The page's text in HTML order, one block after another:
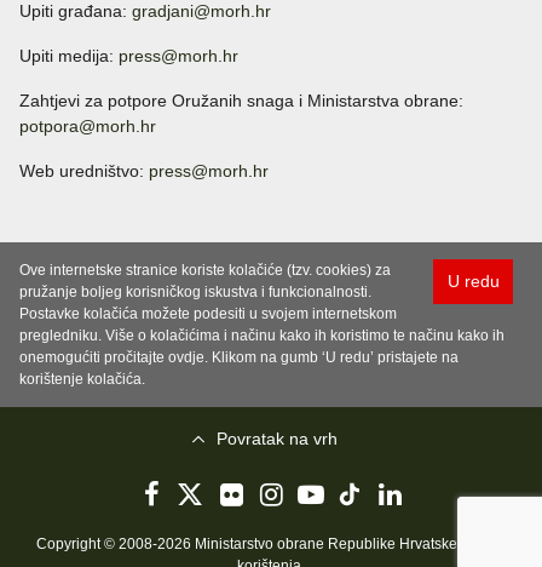
Upiti građana: gradjani@morh.hr
Upiti medija: press@morh.hr
Zahtjevi za potpore Oružanih snaga i Ministarstva obrane:
potpora@morh.hr
Web uredništvo: press@morh.hr
U redu
Ove internetske stranice koriste kolačiće (tzv. cookies) za
pružanje boljeg korisničkog iskustva i funkcionalnosti.
Postavke kolačića možete podesiti u svojem internetskom
pregledniku. Više o kolačićima i načinu kako ih koristimo te načinu kako ih
onemogućiti pročitajte ovdje. Klikom na gumb ‘U redu’ pristajete na
korištenje kolačića.
Povratak na vrh
Copyright © 2008-2026 Ministarstvo obrane Republike Hrvatske..